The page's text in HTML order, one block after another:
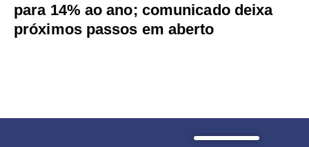
para 14% ao ano; comunicado deixa
próximos passos em aberto